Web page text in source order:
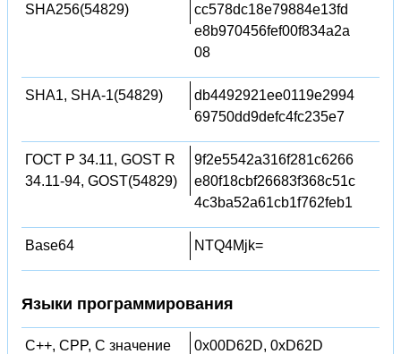
SHA256(54829)
cc578dc18e79884e13fd
e8b970456fef00f834a2a
08
SHA1, SHA-1(54829)
db4492921ee0119e2994
69750dd9defc4fc235e7
ГОСТ Р 34.11, GOST R
34.11-94, GOST(54829)
9f2e5542a316f281c6266
e80f18cbf26683f368c51c
4c3ba52a61cb1f762feb1
Base64 NTQ4Mjk=
Языки программирования
C++, CPP, C значение
0x00D62D, 0xD62D